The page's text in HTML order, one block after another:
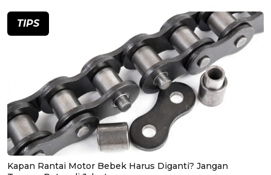
TIPS
Kapan Rantai Motor Bebek Harus Diganti? Jangan